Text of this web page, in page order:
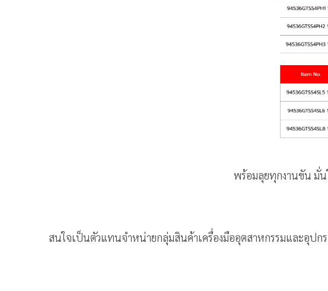
พร้อมลุยทุกงานขัน มั่น
สนใจเป็นตัวแทนจำหน่ายกลุ่มสินค้าเครื่องมืออุตสาหกรรมและอุป